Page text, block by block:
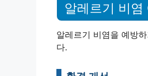
알레르기 비염
알레르기 비염을 예방
다.